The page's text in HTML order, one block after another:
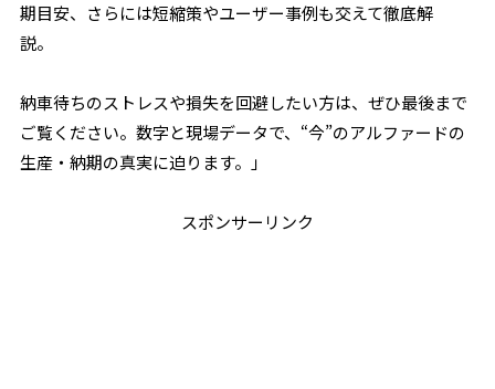
期目安、さらには短縮策やユーザー事例も交えて徹底解
説。
納車待ちのストレスや損失を回避したい方は、ぜひ最後まで
ご覧ください。数字と現場データで、“今”のアルファードの
生産・納期の真実に迫ります。」
スポンサーリンク